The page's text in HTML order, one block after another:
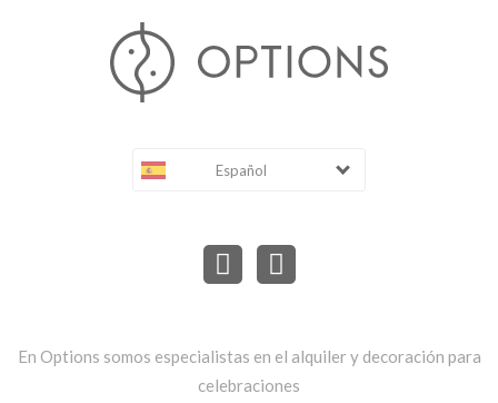
Español
En Options somos especialistas en el alquiler y decoración para
celebraciones